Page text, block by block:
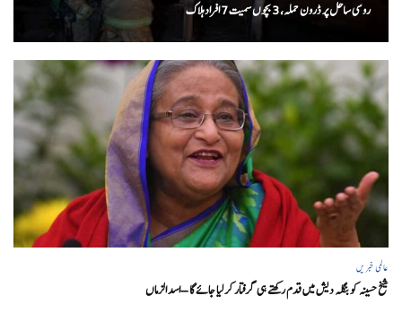
روسی ساحل پر ڈرون حملہ، 3 بچوں سمیت 7 افراد ہلاک
عالمی خبریں
شیخ حسینہ کو بنگلہ دیش میں قدم رکھتے ہی گرفتار کر لیا جائے گا – اسد الزماں